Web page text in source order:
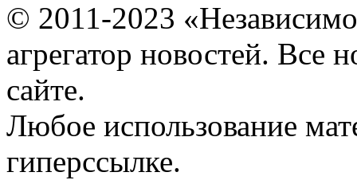
© 2011-2023
агрегатор новостей. Все
сайте.
Любое использование
гиперссылке.